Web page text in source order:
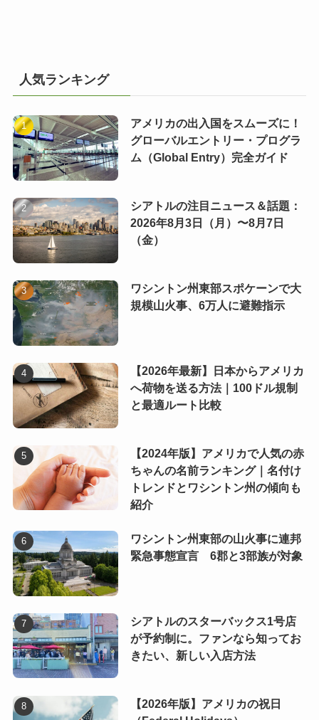
人気ランキング
アメリカの出入国をスムーズに！
グローバルエントリー・プログラ
ム（Global Entry）完全ガイド
シアトルの注目ニュース＆話題：
2026年8月3日（月）〜8月7日
（金）
ワシントン州東部スポケーンで大
規模山火事、6万人に避難指示
【2026年最新】日本からアメリカ
へ荷物を送る方法｜100ドル規制
と最適ルート比較
【2024年版】アメリカで人気の赤
ちゃんの名前ランキング｜名付け
トレンドとワシントン州の傾向も
紹介
ワシントン州東部の山火事に連邦
緊急事態宣言 6郡と3部族が対象
シアトルのスターバックス1号店
が予約制に。ファンなら知ってお
きたい、新しい入店方法
【2026年版】アメリカの祝日